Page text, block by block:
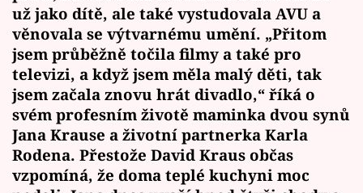
už jako dítě, ale také vystudovala AVU a
věnovala se výtvarnému umění. „Přitom
jsem průběžně točila filmy a také pro
televizi, a když jsem měla malý děti, tak
jsem začala znovu hrát divadlo,“ říká o
svém profesním životě maminka dvou synů
Jana Krause a životní partnerka Karla
Rodena. Přestože David Kraus občas
vzpomíná, že doma teplé kuchyni moc